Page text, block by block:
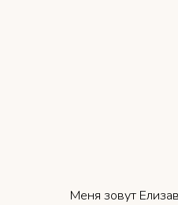
Меня зовут